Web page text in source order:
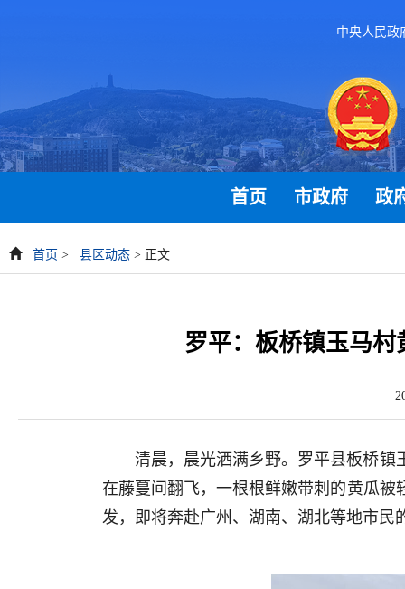
中央人民政
首页 市政府 政
首页 > 县区动态 > 正文
罗平：板桥镇玉马村
清晨，晨光洒满乡野。罗平县板桥镇
在藤蔓间翻飞，一根根鲜嫩带刺的黄瓜
发，即将奔赴广州、湖南、湖北等地市民